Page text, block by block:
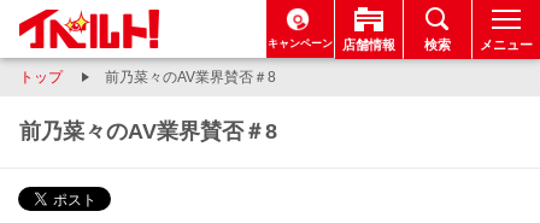
キャンペーン 店舗情報 検索 メニュー
トップ 前乃菜々のAV業界賛否＃8
前乃菜々のAV業界賛否＃8